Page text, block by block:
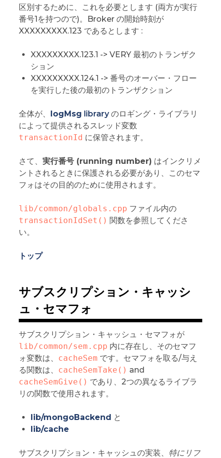
区別するために、これを必要とします (両方が実行
番号1を持つので)。Broker の開始時刻が
XXXXXXXXX.123 であるとします :
XXXXXXXXX.123.1 -> VERY 最初のトランザク
ション
XXXXXXXXX.124.1 -> 番号のオーバー・フロー
を実行した後の最初のトランザクション
全体が、 logMsg libraryのロギング・ライブラリ
によって提供されるスレッド変数
transactionId に保管されます。
さて、 実行番号 (running number) はインクリメ
ントされるときに保護される必要があり、このセマ
フォはその目的のために使用されます。
lib/common/globals.cpp ファイル内の
transactionIdSet() 関数を参照してくださ
い。
トップ
サブスクリプション・キャッシ
ュ・セマフォ
サブスクリプション・キャッシュ・セマフォが
lib/common/sem.cpp 内に存在し、そのセマフ
ォ変数は、 cacheSem です。セマフォを取る/与え
る関数は、 cacheSemTake() and
cacheSemGive() であり、2つの異なるライブラ
リの関数で使用されます。
lib/mongoBackend と
lib/cache
サブスクリプション・キャッシュの実装、 特にリフ